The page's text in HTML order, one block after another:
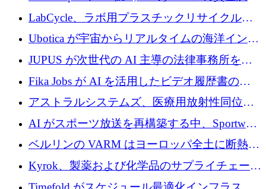
でエンタープライズ ソフトウェアの開発を倍
LabCycle、ラボ用プラスチックリサイクルシ
ステムを商業化し、焼却廃棄物を削減するた
めに43万ポンドを確保
Ubotica が宇宙からリアルタイムの海洋インテ
リジェンスを拡張するために 1,100 万ドルを
JUPUS が次世代の AI 主導の法律事務所を強
化するために 1,300 万ユーロを調達
Fika Jobs が AI を活用したビデオ履歴書のた
めに 400 万ドルを調達
アストラルシステムズ、医療用放射性同位元
素の世界的な不足に対処するために2,300万ポ
ンドを調達
AI がスポーツ放送を再構築する中、Sportway
が 2,000 万ユーロを調達
ベルリンの VARM はヨーロッパ全土に断熱材
を拡張するために 1,750 万ユーロを投資
Kyrok、製薬および化学品のサプライチェーン
に AI を導入するために 310 万ユーロを確保